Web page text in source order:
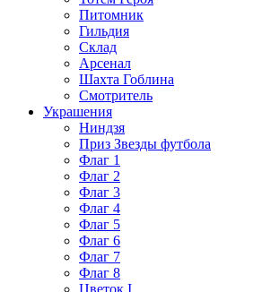
Питомник
Гильдия
Склад
Арсенал
Шахта Гоблина
Смотритель
Украшения
Ниндзя
Приз Звезды футбола
Флаг 1
Флаг 2
Флаг 3
Флаг 4
Флаг 5
Флаг 6
Флаг 7
Флаг 8